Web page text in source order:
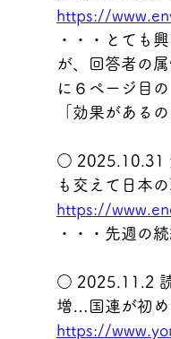
https://
・・・とても
が、回答者の
に６ページ目
「効果がある
○ 2025.10.31
も交えて日本
https://
・・・先週の続
○ 2025.11.2 読
増…国連が初め
https://